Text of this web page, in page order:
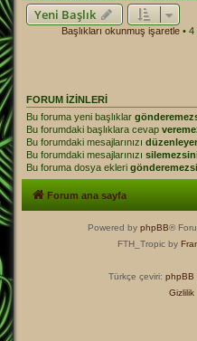
Yeni Başlık
Başlıkları okunmuş işaretle• 4
FORUM IZINLERI
Bu foruma yeni başlıklar
Bu forumdaki başlıklara cevap
Bu forumdaki mesajlarınızı
Bu forumdaki mesajlarınızı
Bu foruma dosya ekleri
Forum ana sayfa
Powered by phpBB®
FTH_Tropic by
Türkçe çeviri: phpBB
Gizlilik